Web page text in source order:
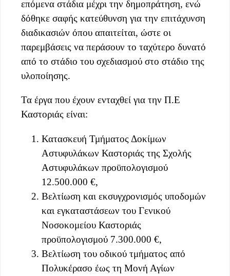
επόμενα στάδια μέχρι την δημοπράτηση, ενώ
δόθηκε σαφής κατεύθυνση για την επιτάχυνση
διαδικασιών όπου απαιτείται, ώστε οι
παρεμβάσεις να περάσουν το ταχύτερο δυνατό
από το στάδιο του σχεδιασμού στο στάδιο της
υλοποίησης.
Τα έργα που έχουν ενταχθεί για την Π.Ε
Καστοριάς είναι:
Κατασκευή Τμήματος Δοκίμων
Αστυφυλάκων Καστοριάς της Σχολής
Αστυφυλάκων προϋπολογισμού
12.500.000 €,
Βελτίωση και εκσυγχρονισμός υποδομών
και εγκαταστάσεων του Γενικού
Νοσοκομείου Καστοριάς
προϋπολογισμού 7.300.000 €,
Βελτίωση του οδικού τμήματος από
Πολυκέρασο έως τη Μονή Αγίων